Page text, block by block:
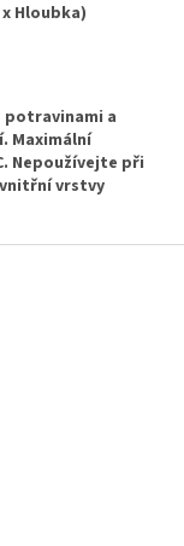
x Hloubka)
potravinami a
Maximální
Nepoužívejte při
vrstvy